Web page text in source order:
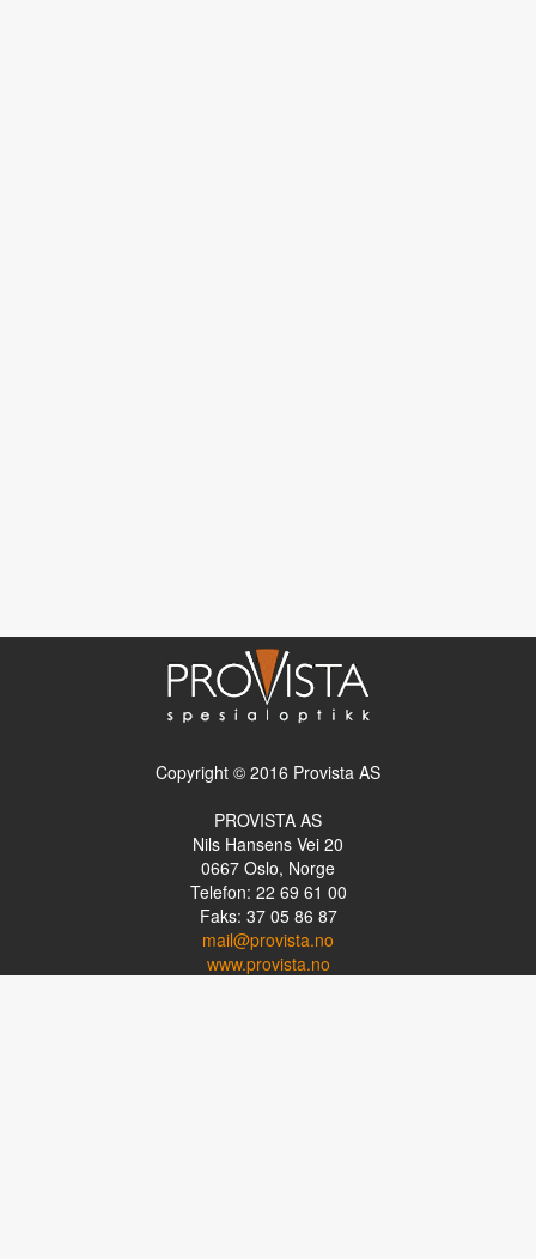
Copyright © 2016 Provista AS
PROVISTA AS
Nils Hansens Vei 20
0667 Oslo, Norge
Telefon: 22 69 61 00
Faks: 37 05 86 87
mail@provista.no
www.provista.no